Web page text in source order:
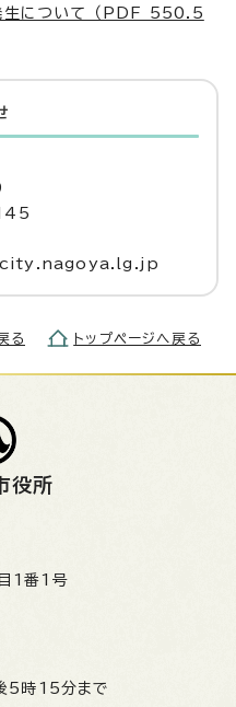
生について （PDF 550.5
る トップページへ戻る
役所
1番1号
5時15分まで